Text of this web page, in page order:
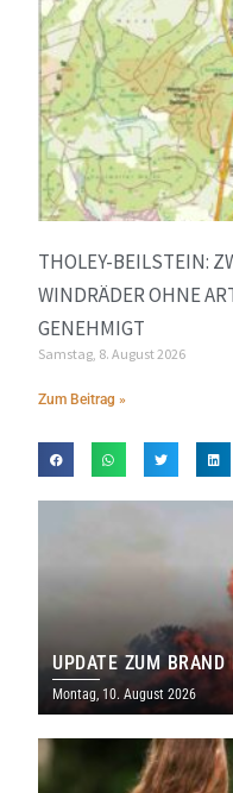
THOLEY-BEILSTEIN:
WINDRÄDER OHNE
GENEHMIGT
Samstag, 8. August 2026
Zum Beitrag »
UPDATE ZUM BRAND
Montag, 10. August 2026